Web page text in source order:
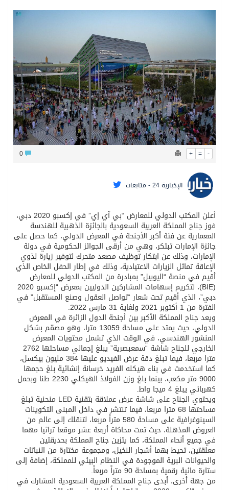
محافظ عفيف يؤدي صلاة عيد الأضحى
+ = -
الإخبارية 24 - متابعات
أعلن المكتب الدولي للمعارض “بي آي إي” في إكسبو 2020 دبي،
فوز جناح المملكة العربية السعودية بالجائزة الذهبية للهندسة
المعمارية عن فئة أكبر الأجنحة في المعرض الدولي، كما حصل على
جائزة الإمارات تبتكر، وهي من أرقى الجوائز الحكومية في دولة
الإمارات، وذلك عن ابتكار توظيف مصعد متحرك لتوفير زيارة لذوي
الإعاقة تماثل الزيارات الاعتيادية، وذلك في إطار الحفل الخاص الذي
أقيم في منصة “اليوبيل” بمبادرة من المكتب الدولي للمعارض
(BIE)، لتكريم إسهامات المشاركين الدوليين بمعرض “إكسبو 2020
دبي”، الذي أقيم تحت شعار “تواصل العقول وصنع المستقبل” في
الفترة من 1 أكتوبر 2021 ولغاية 31 مارس 2022.
ويعد جناح المملكة الأكبر بين أجنحة الدول الزائرة في المعرض
الدولي، حيث يمتد على مساحة 13059 مترا، وهو مصمّم بشكل
المنشور الهندسي، في الوقت الذي تشمل محتويات المعرض
الخارجي للجناح شاشة “سمعبصرية” يبلغ إجمالي مساحتها 2762
مترا مربعا، فيما تبلغ دقة عرض الفيديو عليها 384 مليون بيكسل،
كما استخدمت في بناء هيكله الفريد خرسانة إنشائية بلغ حجمها
9000 متر مكعب، بينما بلغ وزن الفولاذ الهيكلي 2230 طنا وبحمل
كهربائي يبلغ 4 ميجا واط.
ويحتوي الجناح على شاشة عرض عملاقة بتقنية LED منحنية تبلغ
مساحتها 68 مترا مربعا، فيما تنتشر في داخل المبنى التكوينات
السينوغرافية على مساحة 580 متراً مربعا، لتنقلك إلى عالم من
العروض المذهلة، حيث تمت محاكاة أربعة عشر موقعا تراثيا مهما
في جميع أنحاء المملكة، كما يتزين جناح المملكة بحديقتين
معلقتين، تحيط بهما أشجار النخيل، ومجموعة مختارة من النباتات
والحيوانات البرية الموجودة في النظام البيئي للمملكة، إضافة إلى
ستارة مائية رقمية بمساحة 90 متراً مربعاً.
من جهة أخرى، أبدى جناح المملكة العربية السعودية المشارك في